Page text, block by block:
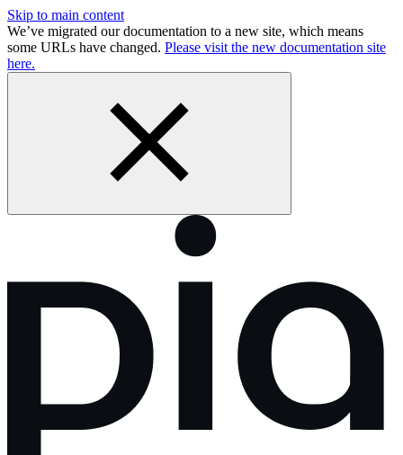
Skip to main content
We’ve migrated our documentation to a new site, which means
some URLs have changed. Please visit the new documentation site
here.